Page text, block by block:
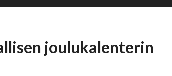
joulukalenterin